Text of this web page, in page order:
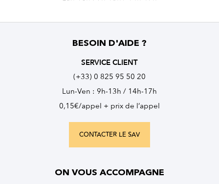
BESOIN D'AIDE ?
SERVICE CLIENT
(+33) 0 825 95 50 20
Lun-Ven : 9h-13h / 14h-17h
0,15€/appel + prix de l’appel
CONTACTER LE SAV
ON VOUS ACCOMPAGNE